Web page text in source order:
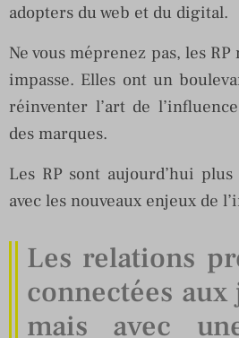
adopters du web et du digital.
Ne vous méprenez pas, les
impasse. Elles ont un
réinventer l’art de
des marques.
Les RP sont aujourd’hui
avec les nouveaux enjeux de
Les relations
connectées
mais avec